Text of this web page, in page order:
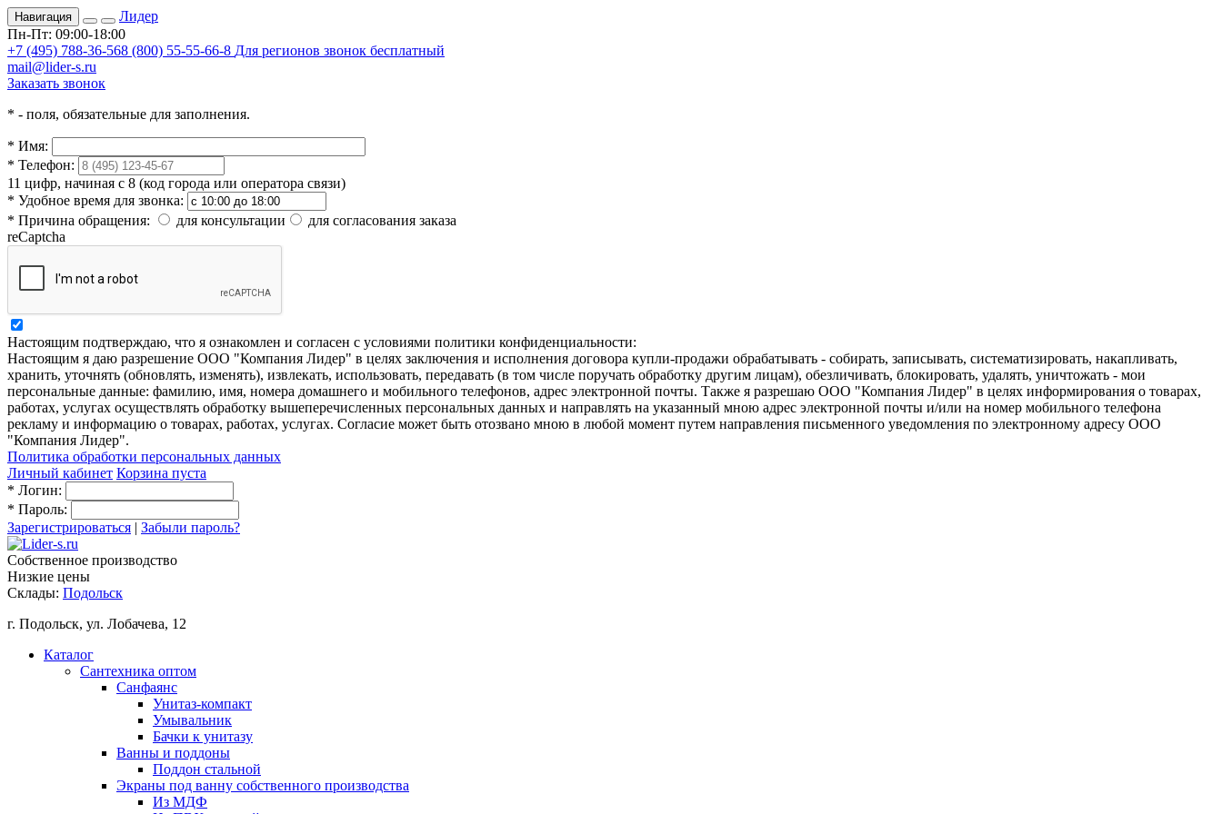
Навигация
Лидер
Пн-Пт: 09:00-18:00
+7 (495) 788-36-568 (800) 55-55-66-8 Для регионов звонок бесплатный
mail@lider-s.ru
Заказать звонок
* - поля, обязательные для заполнения.
* Имя:
* Телефон:
11 цифр, начиная с 8 (код города или оператора связи)
* Удобное время для звонка:
* Причина обращения: для консультации
для согласования заказа
reCaptcha
Настоящим подтверждаю, что я ознакомлен и согласен с условиями политики конфиденциальности:
Настоящим я даю разрешение ООО "Компания Лидер" в целях заключения и исполнения договора купли-продажи обрабатывать - собирать, записывать, систематизировать, накапливать,
хранить, уточнять (обновлять, изменять), извлекать, использовать, передавать (в том числе поручать обработку другим лицам), обезличивать, блокировать, удалять, уничтожать - мои
персональные данные: фамилию, имя, номера домашнего и мобильного телефонов, адрес электронной почты. Также я разрешаю ООО "Компания Лидер" в целях информирования о товарах,
работах, услугах осуществлять обработку вышеперечисленных персональных данных и направлять на указанный мною адрес электронной почты и/или на номер мобильного телефона
рекламу и информацию о товарах, работах, услугах. Согласие может быть отозвано мною в любой момент путем направления письменного уведомления по электронному адресу ООО
"Компания Лидер".
Политика обработки персональных данных
Личный кабинет Корзина пуста
* Логин:
* Пароль:
Зарегистрироваться | Забыли пароль?
Собственное производство
Низкие цены
Склады: Подольск
г. Подольск, ул. Лобачева, 12
Каталог
Сантехника оптом
Санфаянс
Унитаз-компакт
Умывальник
Бачки к унитазу
Ванны и поддоны
Поддон стальной
Экраны под ванну собственного производства
Из МДФ